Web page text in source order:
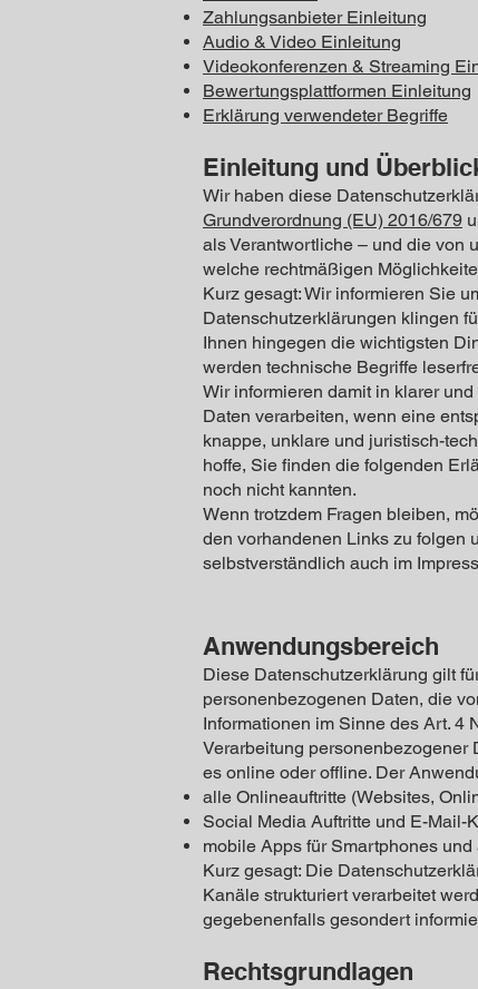
Zahlungsanbieter Einleitung
Audio & Video Einleitung
Videokonferenzen & Streaming
Bewertungsplattformen Einleitung
Erklärung verwendeter Begriffe
Einleitung und
Wir haben diese
Grundverordnung (EU) 2016/679
als Verantwortliche – und die von
welche rechtmäßigen
Kurz gesagt: Wir informieren Sie
Datenschutzerklärungen klingen
Ihnen hingegen die wichtigsten
werden technische Begriffe
Wir informieren damit in klarer
Daten verarbeiten, wenn eine
knappe, unklare und juristisch-
hoffe, Sie finden die folgenden
noch nicht kannten.
Wenn trotzdem Fragen bleiben,
den vorhandenen Links zu folgen
selbstverständlich auch im
Anwendungsbereich
Diese Datenschutzerklärung gilt
personenbezogenen Daten, die
Informationen im Sinne des Art. 4
Verarbeitung personenbezogener
es online oder offline. Der
alle Onlineauftritte (Websites,
Social Media Auftritte und E-Mail-
mobile Apps für Smartphones und
Kurz gesagt: Die
Kanäle strukturiert verarbeitet
gegebenenfalls gesondert
Rechtsgrundlagen